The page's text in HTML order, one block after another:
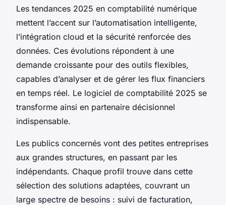
Les tendances 2025 en comptabilité numérique
mettent l’accent sur l’automatisation intelligente,
l’intégration cloud et la sécurité renforcée des
données. Ces évolutions répondent à une
demande croissante pour des outils flexibles,
capables d’analyser et de gérer les flux financiers
en temps réel. Le logiciel de comptabilité 2025 se
transforme ainsi en partenaire décisionnel
indispensable.
Les publics concernés vont des petites entreprises
aux grandes structures, en passant par les
indépendants. Chaque profil trouve dans cette
sélection des solutions adaptées, couvrant un
large spectre de besoins : suivi de facturation,